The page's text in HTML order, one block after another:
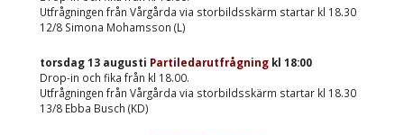
Utfrågningen från Vårgårda via storbildsskärm startar kl 18.30
12/8 Simona Mohamsson (L)
torsdag 13 augusti Partiledarutfrågning kl 18:00
Drop-in och fika från kl 18.00.
Utfrågningen från Vårgårda via storbildsskärm startar kl 18.30
13/8 Ebba Busch (KD)